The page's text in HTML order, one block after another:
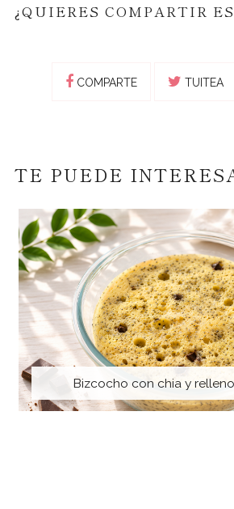
¿QUIERES COMPARTIR
COMPARTE TUITEA
TE PUEDE
Bizcocho con chia y relleno